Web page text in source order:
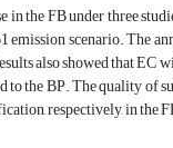
the FB under three
scenario. The
also showed that
to the BP. The quality
respectively, in the